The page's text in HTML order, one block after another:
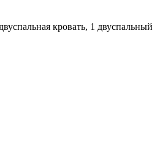
кровать, 1 двуспальный